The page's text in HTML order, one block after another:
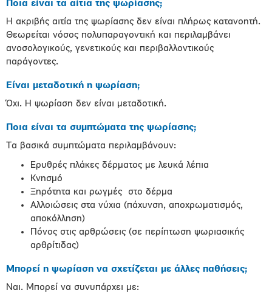
Ποια είναι τα αίτια της ψωρίασης;
Η ακριβής αιτία της ψωρίασης δεν είναι πλήρως κατανοητή.
Θεωρείται νόσος πολυπαραγοντική και περιλαμβάνει
ανοσολογικούς, γενετικούς και περιβαλλοντικούς
παράγοντες.
Είναι μεταδοτική η ψωρίαση;
Όχι. Η ψωρίαση δεν είναι μεταδοτική.
Ποια είναι τα συμπτώματα της ψωρίασης;
Τα βασικά συμπτώματα περιλαμβάνουν:
Ερυθρές πλάκες δέρματος με λευκά λέπια
Κνησμό
Ξηρότητα και ρωγμές στο δέρμα
Αλλοιώσεις στα νύχια (πάχυνση, αποχρωματισμός,
αποκόλληση)
Πόνος στις αρθρώσεις (σε περίπτωση ψωριασικής
αρθρίτιδας)
Μπορεί η ψωρίαση να σχετίζεται με άλλες παθήσεις;
Ναι. Μπορεί να συνυπάρχει με: